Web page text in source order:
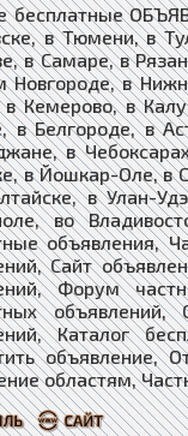
бесплатные
в Тюмени, в
в Самаре, в
Новгороде, в
в Кемерово, в
в Белгороде, в
в
в Йошкар-Оле, в
в Улан-
во
объявления,
Сайт
Форум
объявлений,
​​​​​​​Каталог
объявление,
областям,